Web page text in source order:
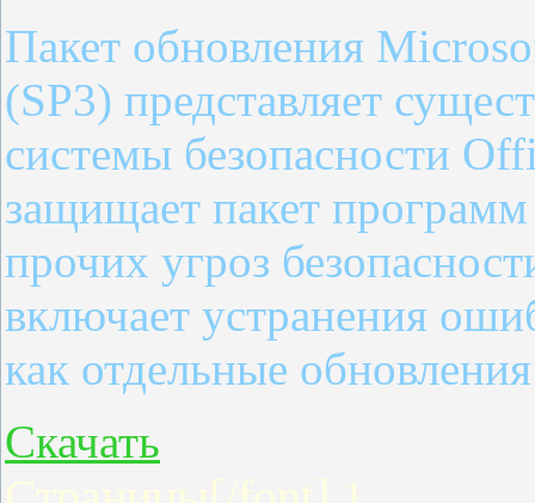
Пакет обновления
(SP3) представляет
системы безопасности
защищает пакет
прочих угроз
включает устранения
как отдельные
Скачать